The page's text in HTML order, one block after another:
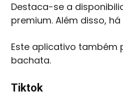
Destaca-se a
premium. Além disso,
Este aplicativo também
bachata.
Tiktok